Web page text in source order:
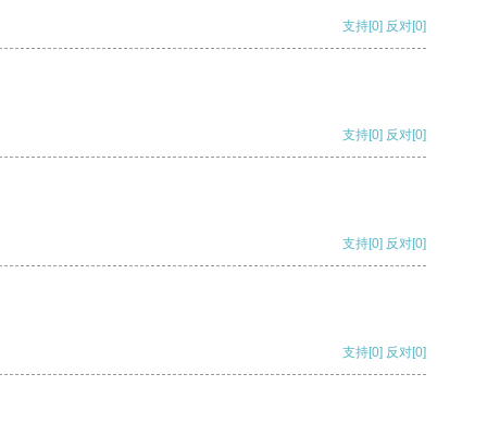
支持[0] 反对[0]
支持[0] 反对[0]
支持[0] 反对[0]
支持[0] 反对[0]